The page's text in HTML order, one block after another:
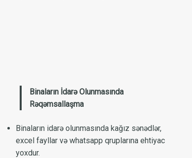
Binaların İdarə Olunmasında
Rəqəmsallaşma
Binaların idarə olunmasında kağız sənədlər,
excel fayllar və whatsapp qruplarına ehtiyac
yoxdur.